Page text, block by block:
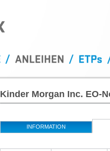
Kinder Morgan Inc. EO-
INFORMATION